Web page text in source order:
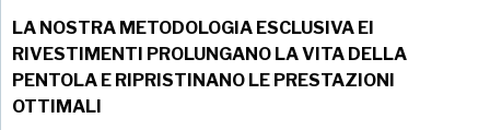
LA NOSTRA METODOLOGIA ESCLUSIVA EI
RIVESTIMENTI PROLUNGANO LA VITA DELLA
PENTOLA E RIPRISTINANO LE PRESTAZIONI
OTTIMALI